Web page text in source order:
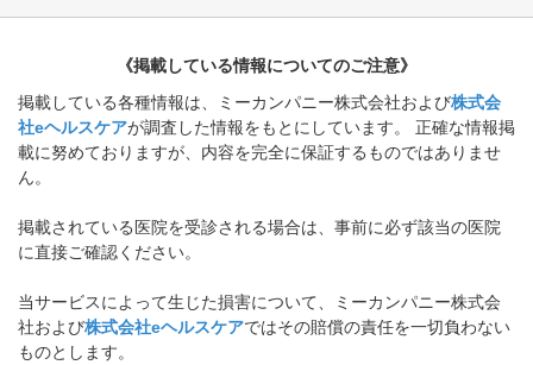
《掲載している情報についてのご注意》
掲載している各種情報は、ミーカンパニー株式会社および株式会
社eヘルスケアが調査した情報をもとにしています。 正確な情報掲
載に努めておりますが、内容を完全に保証するものではありませ
ん。
掲載されている医院を受診される場合は、事前に必ず該当の医院
に直接ご確認ください。
当サービスによって生じた損害について、ミーカンパニー株式会
社および株式会社eヘルスケアではその賠償の責任を一切負わない
ものとします。